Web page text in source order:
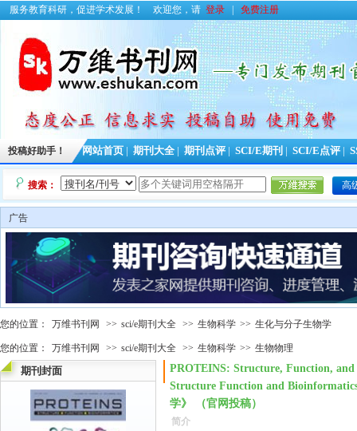
服务教育科研，促进学术发展！ 欢迎您，请 登录 免费注册
投稿好助手！ 网站首页 期刊大全 期刊点评 SCI/E期刊 SCI/E点评
搜索： 高
广告
您的位置： 万维书刊网 >> sci/e期刊大全 >> 生物科学 >> 生化与分子生物学
您的位置： 万维书刊网 >> sci/e期刊大全 >> 生物科学 >> 生物物理
期刊封面
PROTEINS: Structure, Function,
Structure Function and
学》 （官网投稿）
简介